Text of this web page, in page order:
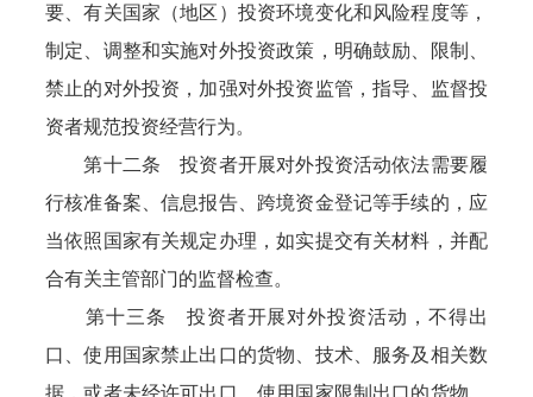
要、有关国家（地区）投资环境变化和风险程度等，
制定、调整和实施对外投资政策，明确鼓励、限制、
禁止的对外投资，加强对外投资监管，指导、监督投
资者规范投资经营行为。
第十二条 投资者开展对外投资活动依法需要履
行核准备案、信息报告、跨境资金登记等手续的，应
当依照国家有关规定办理，如实提交有关材料，并配
合有关主管部门的监督检查。
第十三条 投资者开展对外投资活动，不得出
口、使用国家禁止出口的货物、技术、服务及相关数
据，或者未经许可出口、使用国家限制出口的货物、